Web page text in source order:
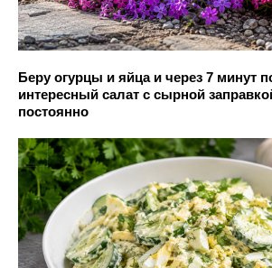
Беру огурцы и яйца и через 7 минут
интересный салат с сырной
постоянно